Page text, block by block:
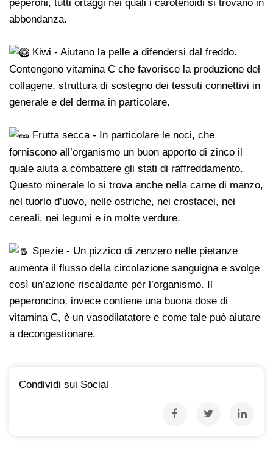
peperoni, tutti ortaggi nei quali i carotenoidi si trovano in
abbondanza.
Kiwi - Aiutano la pelle a difendersi dal freddo.
Contengono vitamina C che favorisce la produzione del
collagene, struttura di sostegno dei tessuti connettivi in
generale e del derma in particolare.
Frutta secca - In particolare le noci, che
forniscono all’organismo un buon apporto di zinco il
quale aiuta a combattere gli stati di raffreddamento.
Questo minerale lo si trova anche nella carne di manzo,
nel tuorlo d’uovo, nelle ostriche, nei crostacei, nei
cereali, nei legumi e in molte verdure.
Spezie - Un pizzico di zenzero nelle pietanze
aumenta il flusso della circolazione sanguigna e svolge
così un’azione riscaldante per l’organismo. Il
peperoncino, invece contiene una buona dose di
vitamina C, è un vasodilatatore e come tale può aiutare
a decongestionare.
Condividi sui Social